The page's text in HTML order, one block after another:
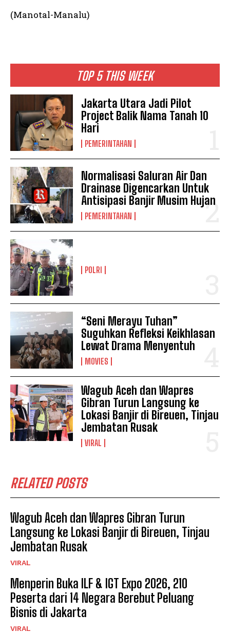
TOP 5 THIS WEEK
Jakarta Utara Jadi Pilot
Project Balik Nama Tanah 10
Hari
PEMERINTAHAN
Normalisasi Saluran Air Dan
Drainase Digencarkan Untuk
Antisipasi Banjir Musim Hujan
PEMERINTAHAN
POLRI
“Seni Merayu Tuhan”
Suguhkan Refleksi Keikhlasan
Lewat Drama Menyentuh
MOVIES
Wagub Aceh dan Wapres
Gibran Turun Langsung ke
Lokasi Banjir di Bireuen, Tinjau
Jembatan Rusak
VIRAL
RELATED POSTS
Wagub Aceh dan Wapres Gibran Turun
Langsung ke Lokasi Banjir di Bireuen, Tinjau
Jembatan Rusak
VIRAL
Menperin Buka ILF & IGT Expo 2026, 210
Peserta dari 14 Negara Berebut Peluang
Bisnis di Jakarta
VIRAL
(Manotal-Manalu)